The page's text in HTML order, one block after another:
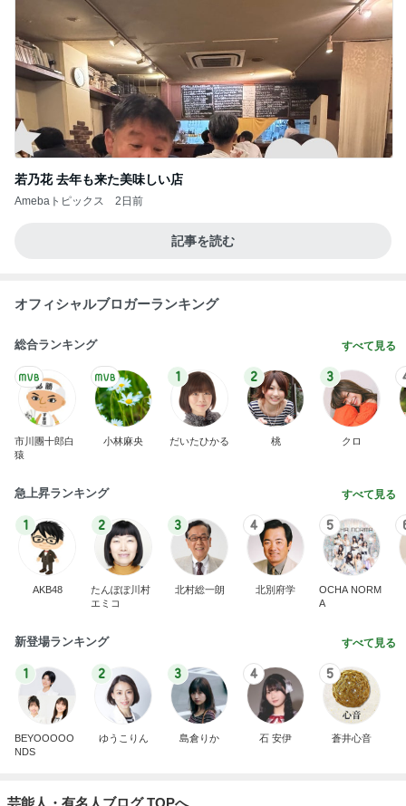
若乃花 去年も来た美味しい店
Amebaトピックス 2日前
記事を読む
オフィシャルブロガーランキング
総合ランキング すべて見る
市川團十郎白
猿
小林麻央
1
だいたひかる
2
桃
3
クロ
急上昇ランキング すべて見る
1
AKB48
2
たんぽぽ川村
エミコ
3
北村総一朗
4
北別府学
5
OCHA NORM
A
新登場ランキング すべて見る
1
BEYOOOOO
NDS
2
ゆうこりん
3
島倉りか
4
石 安伊
5
蒼井心音
芸能人・有名人ブログ TOPへ